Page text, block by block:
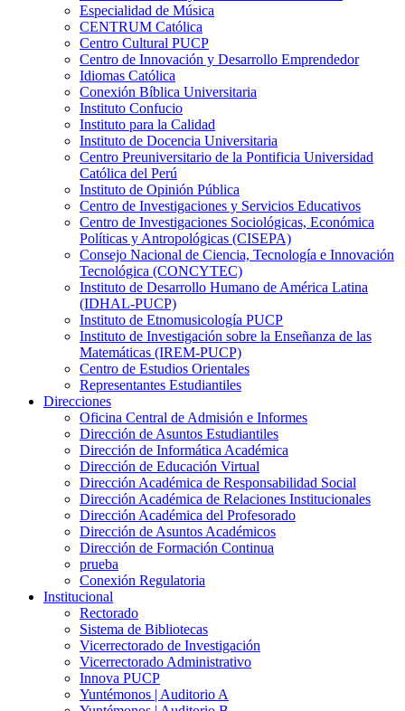
Especialidad de Música
CENTRUM Católica
Centro Cultural PUCP
Centro de Innovación y Desarrollo Emprendedor
Idiomas Católica
Conexión Bíblica Universitaria
Instituto Confucio
Instituto para la Calidad
Instituto de Docencia Universitaria
Centro Preuniversitario de la Pontificia Universidad
Católica del Perú
Instituto de Opinión Pública
Centro de Investigaciones y Servicios Educativos
Centro de Investigaciones Sociológicas, Económica
Políticas y Antropológicas (CISEPA)
Consejo Nacional de Ciencia, Tecnología e Innovación
Tecnológica (CONCYTEC)
Instituto de Desarrollo Humano de América Latina
(IDHAL-PUCP)
Instituto de Etnomusicología PUCP
Instituto de Investigación sobre la Enseñanza de las
Matemáticas (IREM-PUCP)
Centro de Estudios Orientales
Representantes Estudiantiles
Direcciones
Oficina Central de Admisión e Informes
Dirección de Asuntos Estudiantiles
Dirección de Informática Académica
Dirección de Educación Virtual
Dirección Académica de Responsabilidad Social
Dirección Académica de Relaciones Institucionales
Dirección Académica del Profesorado
Dirección de Asuntos Académicos
Dirección de Formación Continua
prueba
Conexión Regulatoria
Institucional
Rectorado
Sistema de Bibliotecas
Vicerrectorado de Investigación
Vicerrectorado Administrativo
Innova PUCP
Yuntémonos | Auditorio A